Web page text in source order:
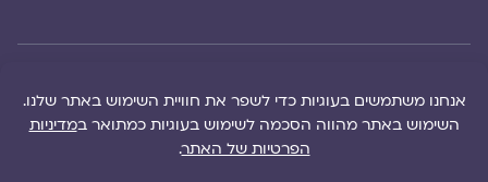
הזכויות של מגזין
של
שגגה
הוקם ב ❤ על ידי –
לימונדה 2.0
| מיתוג:
סטודיו נופר דסקל
מפת אתר|